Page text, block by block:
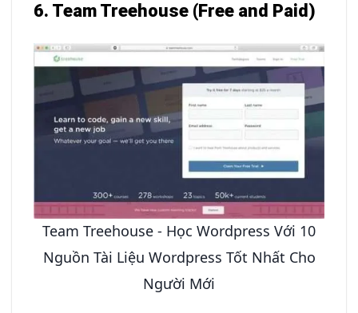
6. Team Treehouse (Free and Paid)
Team Treehouse - Học Wordpress Với 10
Nguồn Tài Liệu Wordpress Tốt Nhất Cho
Người Mới